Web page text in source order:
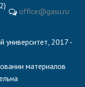
office@gasu.ru
университет, 2017 -
материалов